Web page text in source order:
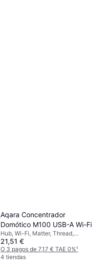
Aqara Concentrador
Domótico M100 USB-A Wi-Fi
Hub, Wi-Fi, Matter, Thread,
Zigbee, IFTTT, Google Home,
Apple HomeKit, Amazon Alexa
21,51 €
O 3 pagos de 7,17 € TAE 0%¹
4 tiendas